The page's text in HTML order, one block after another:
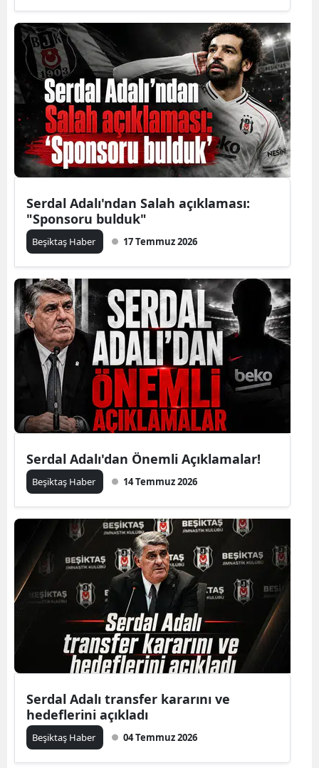
Serdal Adalı'ndan Salah açıklaması:
"Sponsoru bulduk"
Beşiktaş Haber 17 Temmuz 2026
Serdal Adalı'dan Önemli Açıklamalar!
Beşiktaş Haber 14 Temmuz 2026
Serdal Adalı transfer kararını ve
hedeflerini açıkladı
Beşiktaş Haber 04 Temmuz 2026